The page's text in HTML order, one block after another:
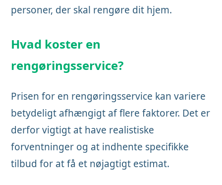
personer, der skal rengøre dit hjem.
Hvad koster en
rengøringsservice?
Prisen for en rengøringsservice kan variere
betydeligt afhængigt af flere faktorer. Det er
derfor vigtigt at have realistiske
forventninger og at indhente specifikke
tilbud for at få et nøjagtigt estimat.